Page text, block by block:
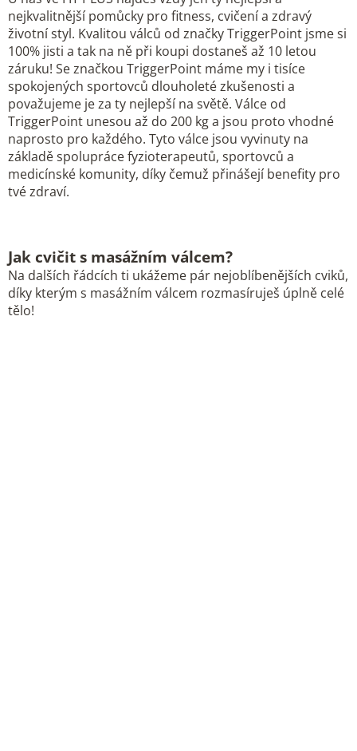
nejkvalitnější pomůcky pro fitness, cvičení a zdravý
životní styl. Kvalitou válců od značky TriggerPoint jsme si
100% jisti a tak na ně při koupi dostaneš až 10 letou
záruku! Se značkou TriggerPoint máme my i tisíce
spokojených sportovců dlouholeté zkušenosti a
považujeme je za ty nejlepší na světě. Válce od
TriggerPoint unesou až do 200 kg a jsou proto vhodné
naprosto pro každého. Tyto válce jsou vyvinuty na
základě spolupráce fyzioterapeutů, sportovců a
medicínské komunity, díky čemuž přinášejí benefity pro
tvé zdraví.
Jak cvičit s masážním válcem?
Na dalších řádcích ti ukážeme pár nejoblíbenějších cviků,
díky kterým s masážním válcem rozmasíruješ úplně celé
tělo!